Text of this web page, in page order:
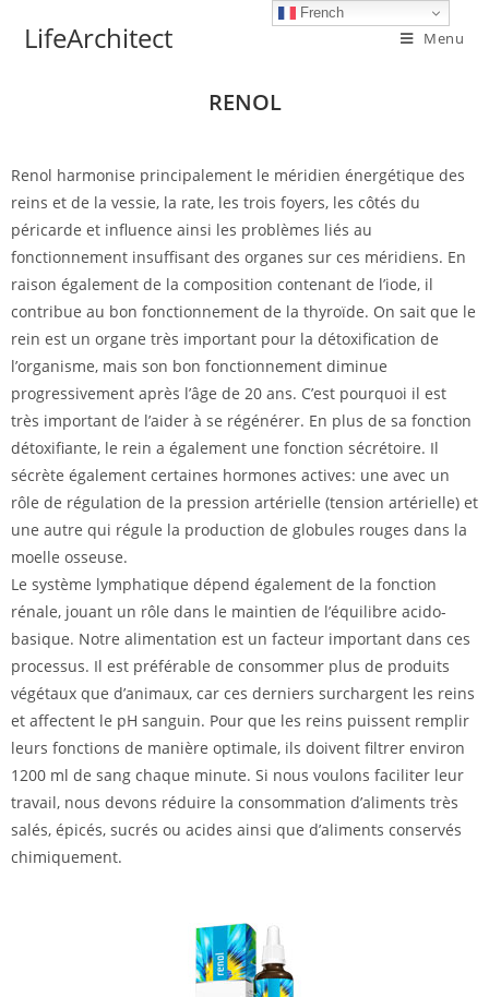
LifeArchitect Menu
RENOL
Renol harmonise principalement le méridien énergétique des
reins et de la vessie, la rate, les trois foyers, les côtés du
péricarde et influence ainsi les problèmes liés au
fonctionnement insuffisant des organes sur ces méridiens. En
raison également de la composition contenant de l’iode, il
contribue au bon fonctionnement de la thyroïde. On sait que le
rein est un organe très important pour la détoxification de
l’organisme, mais son bon fonctionnement diminue
progressivement après l’âge de 20 ans. C’est pourquoi il est
très important de l’aider à se régénérer. En plus de sa fonction
détoxifiante, le rein a également une fonction sécrétoire. Il
sécrète également certaines hormones actives: une avec un
rôle de régulation de la pression artérielle (tension artérielle) et
une autre qui régule la production de globules rouges dans la
moelle osseuse.
Le système lymphatique dépend également de la fonction
rénale, jouant un rôle dans le maintien de l’équilibre acido-
basique. Notre alimentation est un facteur important dans ces
processus. Il est préférable de consommer plus de produits
végétaux que d’animaux, car ces derniers surchargent les reins
et affectent le pH sanguin. Pour que les reins puissent remplir
leurs fonctions de manière optimale, ils doivent filtrer environ
1200 ml de sang chaque minute. Si nous voulons faciliter leur
travail, nous devons réduire la consommation d’aliments très
salés, épicés, sucrés ou acides ainsi que d’aliments conservés
chimiquement.
French